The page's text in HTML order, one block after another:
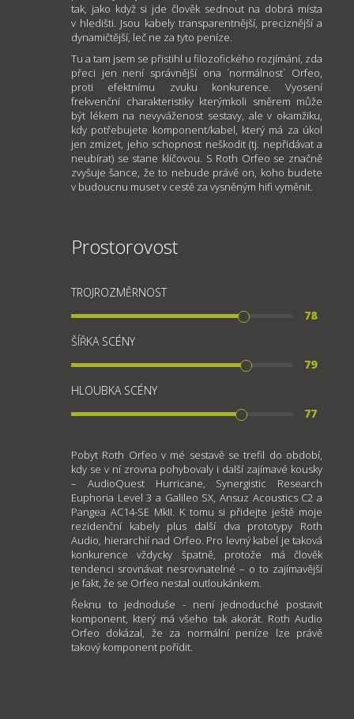
tak, jako když si jde člověk sednout na dobrá místa
v hledišti. Jsou kabely transparentnější, preciznější a
dynamičtější, leč ne za tyto peníze.
Tu a tam jsem se přistihl u filozofického rozjímání, zda
přeci jen není správnější ona ´normálnost´ Orfeo,
proti efektnímu zvuku konkurence. Vyosení
frekvenční charakteristiky kterýmkoli směrem může
být lékem na nevyváženost sestavy, ale v okamžiku,
kdy potřebujete komponent/kabel, který má za úkol
jen zmizet, jeho schopnost neškodit (tj. nepřidávat a
neubírat) se stane klíčovou. S Roth Orfeo se značně
zvyšuje šance, že to nebude právě on, koho budete
v budoucnu muset v cestě za vysněným hifi vyměnit.
Prostorovost
TROJROZMĚRNOST
78
ŠÍŘKA SCÉNY
79
HLOUBKA SCÉNY
77
Pobyt Roth Orfeo v mé sestavě se trefil do období,
kdy se v ní zrovna pohybovaly i další zajímavé kousky
– AudioQuest Hurricane, Synergistic Research
Euphoria Level 3 a Galileo SX, Ansuz Acoustics C2 a
Pangea AC14-SE MkII. K tomu si přidejte ještě moje
rezidenční kabely plus další dva prototypy Roth
Audio, hierarchií nad Orfeo. Pro levný kabel je taková
konkurence vždycky špatně, protože má člověk
tendenci srovnávat nesrovnatelné – o to zajímavější
je fakt, že se Orfeo nestal outloukánkem.
Řeknu to jednoduše - není jednoduché postavit
komponent, který má všeho tak akorát. Roth Audio
Orfeo dokázal, že za normální peníze lze právě
takový komponent pořídit.